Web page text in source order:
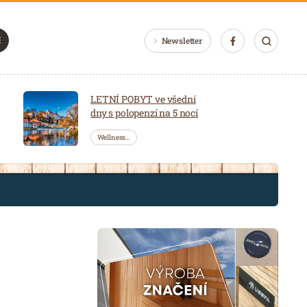
Newsletter
LETNÍ POBYT ve všední
dny s polopenzí na 5 nocí
Wellness…